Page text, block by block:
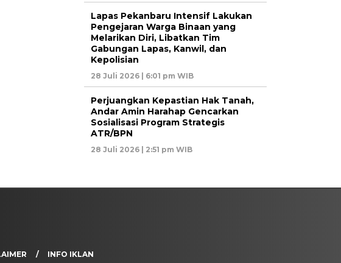
Lapas Pekanbaru Intensif Lakukan
Pengejaran Warga Binaan yang
Melarikan Diri, Libatkan Tim
Gabungan Lapas, Kanwil, dan
Kepolisian
28 Juli 2026 | 6:01 pm WIB
Perjuangkan Kepastian Hak Tanah,
Andar Amin Harahap Gencarkan
Sosialisasi Program Strategis
ATR/BPN
28 Juli 2026 | 2:51 pm WIB
INFO IKLAN